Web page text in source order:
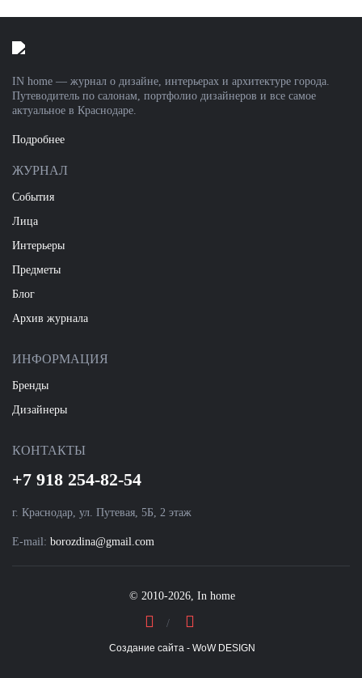
IN home — журнал о дизайне, интерьерах и архитектуре города.
Путеводитель по салонам, портфолио дизайнеров и все самое
актуальное в Краснодаре.
Подробнее
ЖУРНАЛ
События
Лица
Интерьеры
Предметы
Блог
Архив журнала
ИНФОРМАЦИЯ
Бренды
Дизайнеры
КОНТАКТЫ
+7 918 254-82-54
г. Краснодар, ул. Путевая, 5Б, 2 этаж
E-mail: borozdina@gmail.com
© 2010-2026, In home
Создание сайта - WoW DESIGN